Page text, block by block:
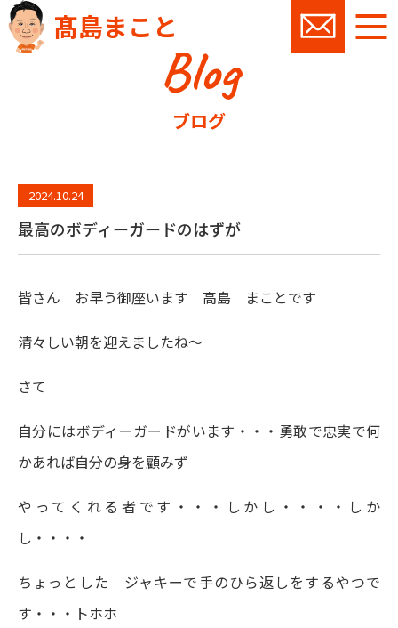
髙島まこと
Blog
ブログ
2024.10.24
最高のボディーガードのはずが
皆さん お早う御座います 高島 まことです
清々しい朝を迎えましたね～
さて
自分にはボディーガードがいます・・・勇敢で忠実で何
かあれば自分の身を顧みず
やってくれる者です・・・しかし・・・・しか
し・・・・
ちょっとした ジャキーで手のひら返しをするやつで
す・・・トホホ